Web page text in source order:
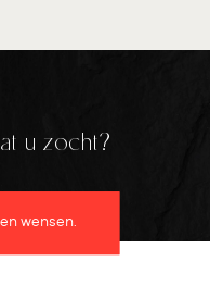
u zocht?
wensen.